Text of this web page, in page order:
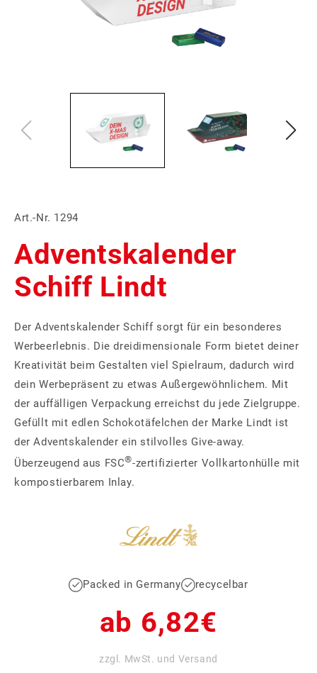
Art.-Nr. 1294
Adventskalender
Schiff Lindt
Der Adventskalender Schiff sorgt für ein besonderes
Werbeerlebnis. Die dreidimensionale Form bietet deiner
Kreativität beim Gestalten viel Spielraum, dadurch wird
dein Werbepräsent zu etwas Außergewöhnlichem. Mit
der auffälligen Verpackung erreichst du jede Zielgruppe.
Gefüllt mit edlen Schokotäfelchen der Marke Lindt ist
der Adventskalender ein stilvolles Give-away.
Überzeugend aus FSC®-zertifizierter Vollkartonhülle mit
kompostierbarem Inlay.
Packed in Germany recycelbar
Normaler
Preis
ab 6,82€
zzgl. MwSt. und Versand